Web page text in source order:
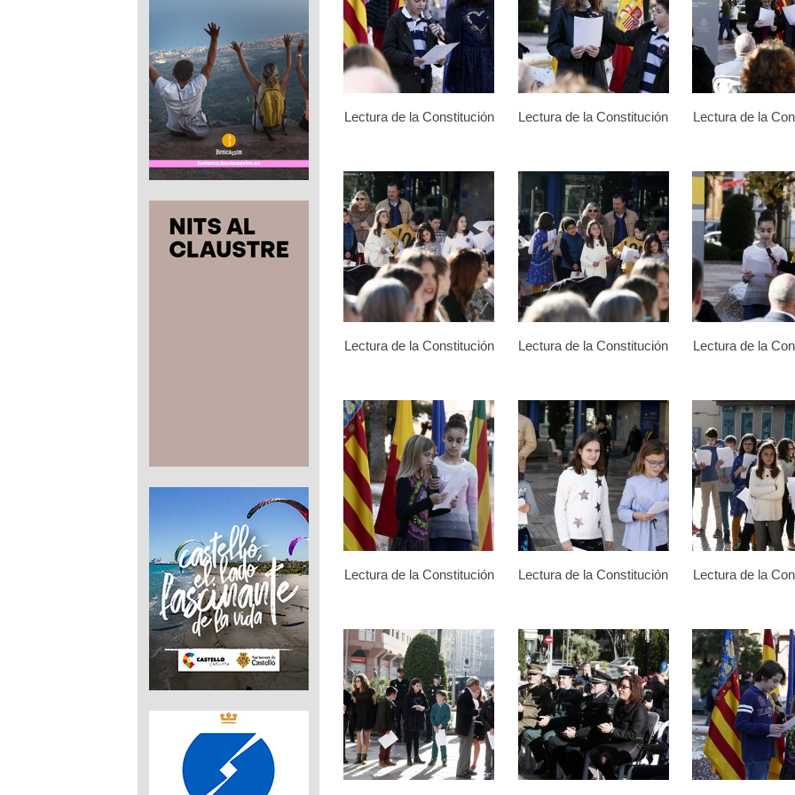
Lectura de la Constitución Lectura de la Constitución Lectura de la
Lectura de la Constitución Lectura de la Constitución Lectura de la
Lectura de la Constitución Lectura de la Constitución Lectura de la